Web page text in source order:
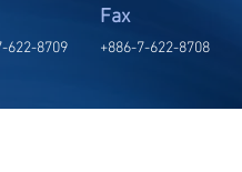
622-8709
Fax
+886-7-622-8708